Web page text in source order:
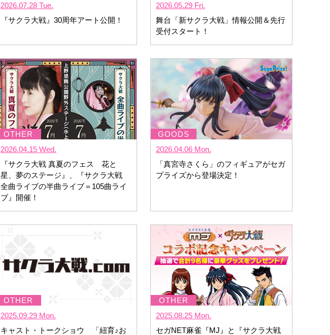
2026.07.28 Tue.
『サクラ大戦』30周年アート公開！
2026.05.29 Fri.
舞台「新サクラ大戦」情報公開＆先行
受付スタート！
2026.04.15 Wed.
『サクラ大戦 真夏のフェス 花と
星、夢のステージ』、『サクラ大戦
全曲ライブの半曲ライブ＝105曲ライ
ブ』開催！
2026.04.06 Mon.
「真宮寺さくら」のフィギュアがセガ
プライズから登場決定！
2025.09.29 Mon.
キャスト・トークショウ 「紐育♪お
2025.08.25 Mon.
セガNET麻雀『MJ』と『サクラ大戦